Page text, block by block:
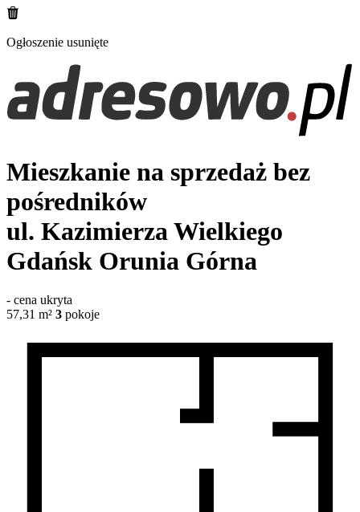
Ogłoszenie usunięte
Mieszkanie na sprzedaż bez
pośredników
ul. Kazimierza Wielkiego
Gdańsk Orunia Górna
- cena ukryta
57,31 m² 3 pokoje